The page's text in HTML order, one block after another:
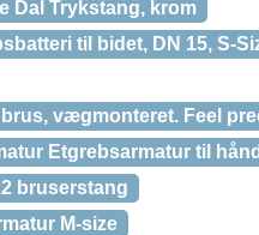
Dal Trykstang, krom
til bidet, DN 15, S-
vægmonteret. Feel
Etgrebsarmatur til
bruserstang
M-size